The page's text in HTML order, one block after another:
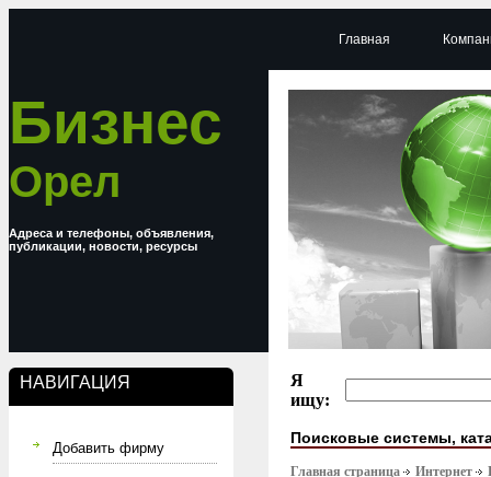
Бизнес
Орел
Адреса и телефоны, объявления,
публикации, новости, ресурсы
НАВИГАЦИЯ
Добавить фирму
Главная
Я
ищу:
Поисковые системы,
Главная страница Интернет